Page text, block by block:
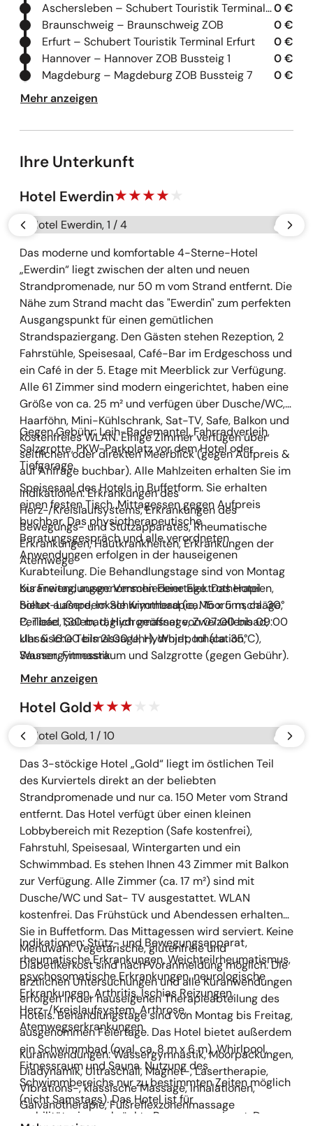
Aschersleben – Schubert Touristik Terminal Aschersleben0 €
Braunschweig – Braunschweig ZOB
0 €
Erfurt – Schubert Touristik Terminal Erfurt
0 €
Hannover – Hannover ZOB Bussteig 1
0 €
Magdeburg – Magdeburg ZOB Bussteig 7
0 €
Mehr anzeigen
Ihre Unterkunft
Hotel Ewerdin
Galerie überspringen
vorherige
Das moderne und komfortable 4-Sterne-Hotel
„Ewerdin“ liegt zwischen der alten und neuen
Strandpromenade, nur 50 m vom Strand entfernt. Die
Nähe zum Strand macht das "Ewerdin" zum perfekten
Ausgangspunkt für einen gemütlichen
Strandspaziergang. Den Gästen stehen Rezeption, 2
Fahrstühle, Speisesaal, Café-Bar im Erdgeschoss und
ein Café in der 5. Etage mit Meerblick zur Verfügung.
Alle 61 Zimmer sind modern eingerichtet, haben eine
Größe von ca. 25 m² und verfügen über Dusche/WC,
Haarföhn, Mini-Kühlschrank, Sat-TV, Safe, Balkon und
kostenfreies WLAN. Einige Zimmer verfügen über
seitlichen oder direkten Meerblick (gegen Aufpreis &
auf Anfrage buchbar). Alle Mahlzeiten erhalten Sie im
Speisesaal des Hotels in Buffetform. Sie erhalten
einen festen Tisch. Mittagessen gegen Aufpreis
buchbar. Das physiotherapeutische
Beratungsgespräch und alle verordneten
Anwendungen erfolgen in der hauseigenen
Kurabteilung. Die Behandlungstage sind von Montag
bis Freitag, ausgenommen Feiertage. Das Hotel
bietet außerdem Schwimmbad (ca. 15 x 5 m, ca. 30°
C, Tiefe: 1,30 m, täglich geöffnet von 07:00 bis 09:00
Uhr & 16:00 bis 21:00 Uhr), Whirlpool (ca. 35°C),
Saunen, Fitnessraum und Salzgrotte (gegen Gebühr).
Gegen Gebühr: Leih-Bademantel, Fahrradverleih,
Salzgrotte, PKW-Parkplatz vor dem Hotel oder
Tiefgarage.
Indikationen: Erkrankungen des
Herz-/Kreislaufsystems, Erkrankungen des
Bewegungs- und Stützapparates, Rheumatische
Erkrankungen, Hautkrankheiten, Erkrankungen der
Atemwege
Kuranwendungen: Verschiedene Elektrotherapien,
Sollux-Lampe, lokale Kryotherapie, Moorumschläge,
Perlbad, Solebad, Hydromassage, Zweizellenbad,
klassische Teilmassage, Hydrojet, Inhalation,
Wassergymnastik
Mehr anzeigen
Hotel Gold
Galerie überspringen
vorherige
Das 3-stöckige Hotel „Gold“ liegt im östlichen Teil
des Kurviertels direkt an der beliebten
Strandpromenade und nur ca. 150 Meter vom Strand
entfernt. Das Hotel verfügt über einen kleinen
Lobbybereich mit Rezeption (Safe kostenfrei),
Fahrstuhl, Speisesaal, Wintergarten und ein
Schwimmbad. Es stehen Ihnen 43 Zimmer mit Balkon
zur Verfügung. Alle Zimmer (ca. 17 m²) sind mit
Dusche/WC und Sat- TV ausgestattet. WLAN
kostenfrei. Das Frühstück und Abendessen erhalten
Sie in Buffetform. Das Mittagessen wird serviert. Keine
Menüwahl. Vegetarische, glutenfreie und
Diabetikerkost sind nach Voranmeldung möglich. Die
ärztlichen Untersuchungen und alle Kuranwendungen
erfolgen in der hauseigenen Therapieabteilung des
Hotels. Behandlungstage sind von Montag bis Freitag,
ausgenommen Feiertage. Das Hotel bietet außerdem
ein Schwimmbad (oval, ca. 8 m x 6 m), Whirlpool,
Fitnessraum und Sauna. Nutzung des
Schwimmbereichs nur zu bestimmten Zeiten möglich
(nicht Samstags). Das Hotel ist für
mobilitätseingeschränkte Personen geeignet. Der
Indikationen: Stütz- und Bewegungsapparat,
rheumatische Erkrankungen, Weichteilrheumatismus,
psychosomatische Erkrankungen, neurologische
Erkrankungen, Arthritis, Ischias Reizungen,
Herz-/Kreislaufsystem, Arthrose,
Atemwegserkrankungen
Kuranwendungen: Wassergymnastik, Moorpackungen,
Diadynamik, Ultraschall, Magnet-, Lasertherapie,
Vibrations-, klassische Massage, Inhalationen,
Galvanotherapie, Fußreflexzonenmassage